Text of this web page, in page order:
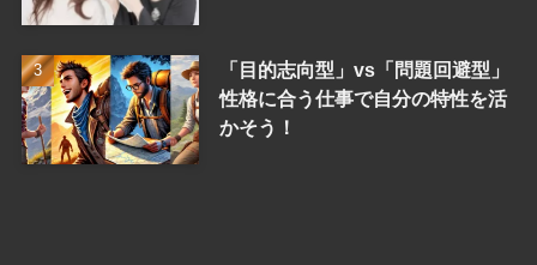
「目的志向型」vs「問題回避型」
性格に合う仕事で自分の特性を活
かそう！